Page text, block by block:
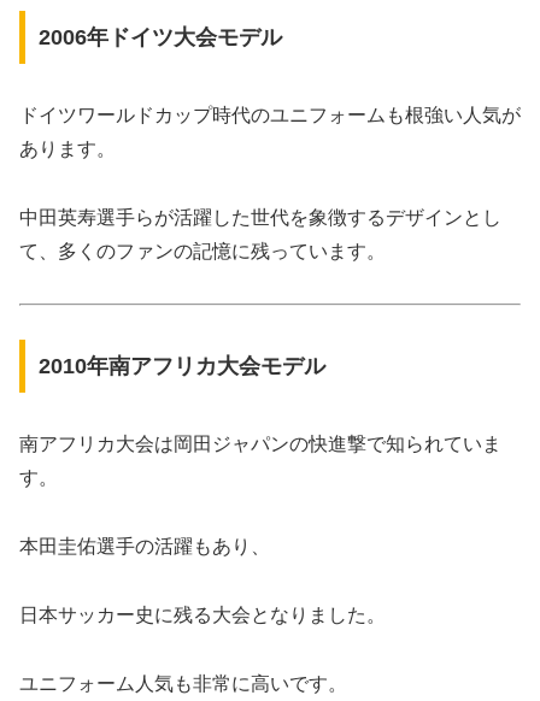
2006年ドイツ大会モデル
ドイツワールドカップ時代のユニフォームも根強い人気が
あります。
中田英寿選手らが活躍した世代を象徴するデザインとし
て、多くのファンの記憶に残っています。
2010年南アフリカ大会モデル
南アフリカ大会は岡田ジャパンの快進撃で知られていま
す。
本田圭佑選手の活躍もあり、
日本サッカー史に残る大会となりました。
ユニフォーム人気も非常に高いです。